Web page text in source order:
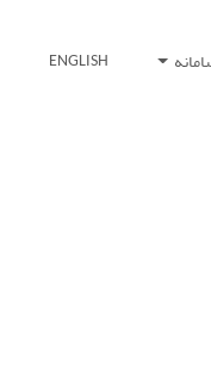
ENGLISH